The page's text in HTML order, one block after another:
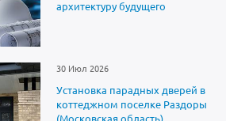
архитектуру будущего
30 Июл 2026
Установка парадных дверей в
коттеджном поселке Раздоры